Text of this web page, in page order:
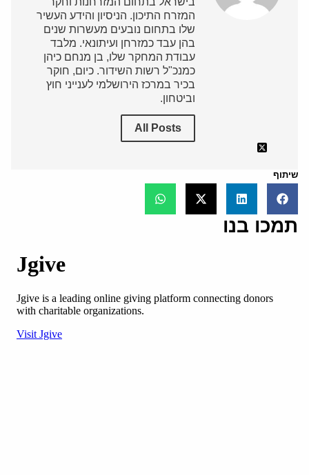
המזרח התיכון. הניסיון והידע העשיר
שלו בתחום נובעים מעשרות שנים
בהן עבד כמזרחן ועיתונאי. מלבד
עבודת המחקר שלו, בן מנחם כיהן
כמנכ"ל רשות השידור. כיום, חוקר
בכיר במרכז הירושלמי לענייני חוץ
וביטחון.
All Posts
שיתוף
תמכו בנו